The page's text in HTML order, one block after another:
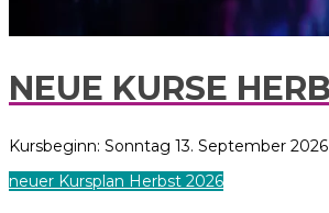
NEUE KURSE
Kursbeginn: Sonntag 13. September 2026
neuer Kursplan Herbst 2026